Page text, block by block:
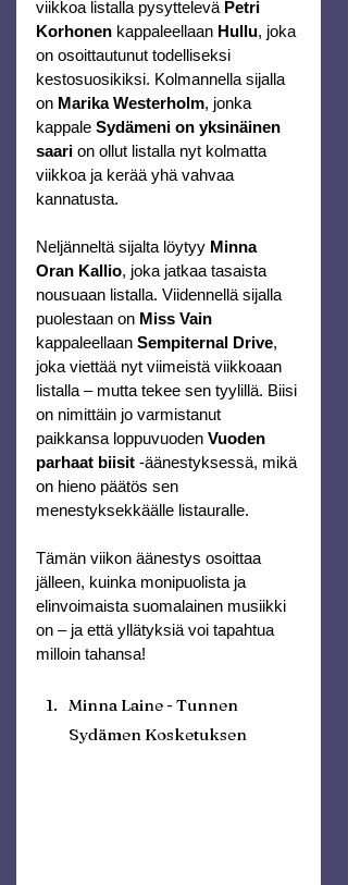
viikkoa listalla pysyttelevä Petri
Korhonen kappaleellaan Hullu, joka
on osoittautunut todelliseksi
kestosuosikiksi. Kolmannella sijalla
on Marika Westerholm, jonka
kappale Sydämeni on yksinäinen
saari on ollut listalla nyt kolmatta
viikkoa ja kerää yhä vahvaa
kannatusta.
Neljänneltä sijalta löytyy Minna
Oran Kallio, joka jatkaa tasaista
nousuaan listalla. Viidennellä sijalla
puolestaan on Miss Vain
kappaleellaan Sempiternal Drive,
joka viettää nyt viimeistä viikkoaan
listalla – mutta tekee sen tyylillä. Biisi
on nimittäin jo varmistanut
paikkansa loppuvuoden Vuoden
parhaat biisit -äänestyksessä, mikä
on hieno päätös sen
menestyksekkäälle listauralle.
Tämän viikon äänestys osoittaa
jälleen, kuinka monipuolista ja
elinvoimaista suomalainen musiikki
on – ja että yllätyksiä voi tapahtua
milloin tahansa!
Minna Laine - Tunnen
Sydämen Kosketuksen